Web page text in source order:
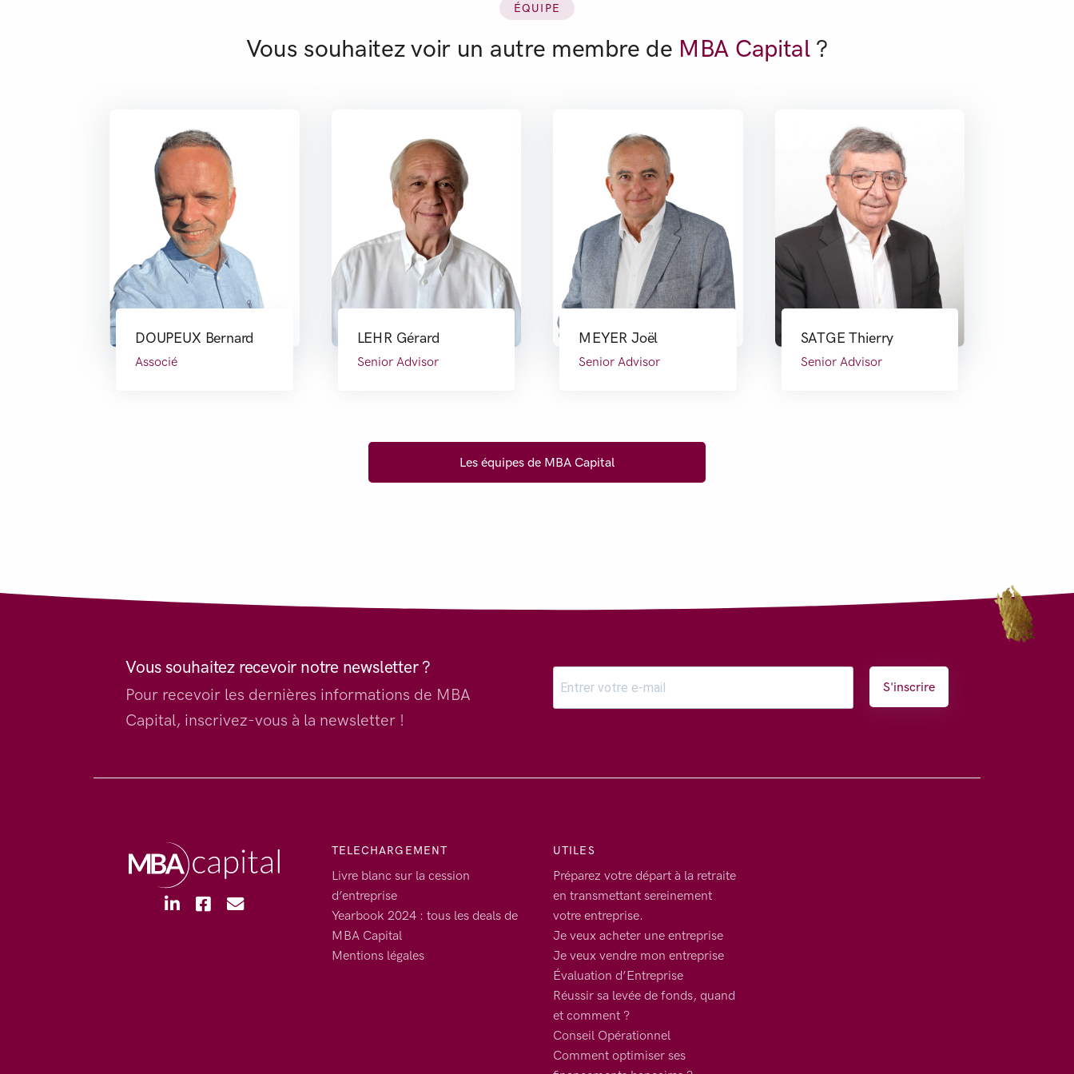
ÉQUIPE
Vous souhaitez voir un autre membre de MBA Capital?
DOUPEUX Bernard
Associé
LEHR Gérard
Senior Advisor
MEYER Joël
Senior Advisor
SATGE Thierry
Senior Advisor
Les équipes de MBA Capital
Vous souhaitez recevoir notre newsletter ?
Pour recevoir les dernières informations de MBA
Capital, inscrivez-vous à la newsletter !
S'inscrire
TELECHARGEMENT
Livre blanc sur la cession
d’entreprise
Yearbook 2024 : tous les deals de
MBA Capital
Mentions légales
UTILES
Préparez votre départ à la retraite
en transmettant sereinement
votre entreprise.
Je veux acheter une entreprise
Je veux vendre mon entreprise
Évaluation d’Entreprise
Réussir sa levée de fonds, quand
et comment ?
Conseil Opérationnel
Comment optimiser ses